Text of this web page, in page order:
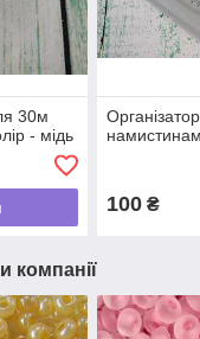
30м
- мідь
100₴
компанії